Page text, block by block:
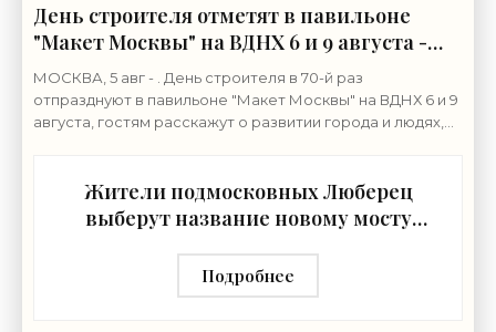
День строителя отметят в павильоне
"Макет Москвы" на ВДНХ 6 и 9 августа -
«Строительство»
МОСКВА, 5 авг - . День строителя в 70-й раз
отпразднуют в павильоне "Макет Москвы" на ВДНХ 6 и 9
августа, гостям расскажут о развитии города и людях,
Жители подмосковных Люберец
выберут название новому мосту
«Строительство»
Подробнее